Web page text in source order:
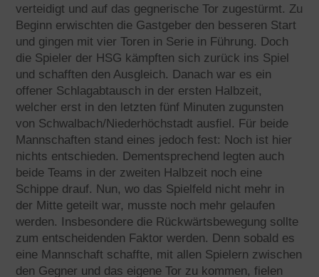
verteidigt und auf das gegnerische Tor zugestürmt. Zu
Beginn erwischten die Gastgeber den besseren Start
und gingen mit vier Toren in Serie in Führung. Doch
die Spieler der HSG kämpften sich zurück ins Spiel
und schafften den Ausgleich. Danach war es ein
offener Schlagabtausch in der ersten Halbzeit,
welcher erst in den letzten fünf Minuten zugunsten
von Schwalbach/Niederhöchstadt ausfiel. Für beide
Mannschaften stand eines jedoch fest: Noch ist hier
nichts entschieden. Dementsprechend legten auch
beide Teams in der zweiten Halbzeit noch eine
Schippe drauf. Nun, wo das Spielfeld nicht mehr in
der Mitte geteilt war, musste noch mehr gelaufen
werden. Insbesondere die Rückwärtsbewegung sollte
zum entscheidenden Faktor werden. Denn sobald es
eine Mannschaft schaffte, mit allen Spielern zwischen
den Gegner und das eigene Tor zu kommen, fielen